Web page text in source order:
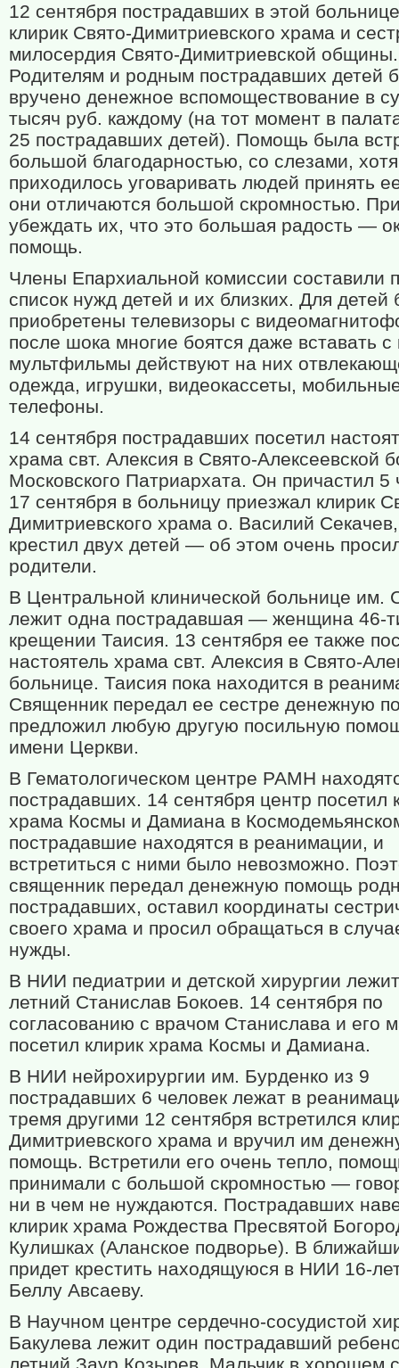
12 сентября пострадавших в этой
клирик Свято-Димитриевского храма и
милосердия Свято-Димитриевской общины.
Родителям и родным пострадавших детей
вручено денежное вспомоществование в
тысяч руб. каждому (на тот момент в
25 пострадавших детей). Помощь была
большой благодарностью, со слезами,
приходилось уговаривать людей принять
они отличаются большой скромностью.
убеждать их, что это большая радость —
помощь.
Члены Епархиальной комиссии составили
список нужд детей и их близких. Для детей
приобретены телевизоры с
после шока многие боятся даже вставать с
мультфильмы действуют на них
одежда, игрушки, видеокассеты,
телефоны.
14 сентября пострадавших посетил
храма свт. Алексия в Свято-Алексеевской
Московского Патриархата. Он причастил 5
17 сентября в больницу приезжал клирик
Димитриевского храма о. Василий
крестил двух детей — об этом очень
родители.
В Центральной клинической больнице им.
лежит одна пострадавшая — женщина 46-
крещении Таисия. 13 сентября ее также
настоятель храма свт. Алексия в Свято-
больнице. Таисия пока находится в
Священник передал ее сестре денежную
предложил любую другую посильную
имени Церкви.
В Гематологическом центре РАМН
пострадавших. 14 сентября центр посетил
храма Космы и Дамиана в
пострадавшие находятся в реанимации, и
встретиться с ними было невозможно.
священник передал денежную помощь
пострадавших, оставил координаты
своего храма и просил обращаться в
нужды.
В НИИ педиатрии и детской хирургии
летний Станислав Бокоев. 14 сентября по
согласованию с врачом Станислава и его
посетил клирик храма Космы и Дамиана.
В НИИ нейрохирургии им. Бурденко из 9
пострадавших 6 человек лежат в
тремя другими 12 сентября встретился
Димитриевского храма и вручил им
помощь. Встретили его очень тепло,
принимали с большой скромностью —
ни в чем не нуждаются. Пострадавших
клирик храма Рождества Пресвятой
Кулишках (Аланское подворье). В
придет крестить находящуюся в НИИ 16-
Беллу Авсаеву.
В Научном центре сердечно-сосудистой
Бакулева лежит один пострадавший